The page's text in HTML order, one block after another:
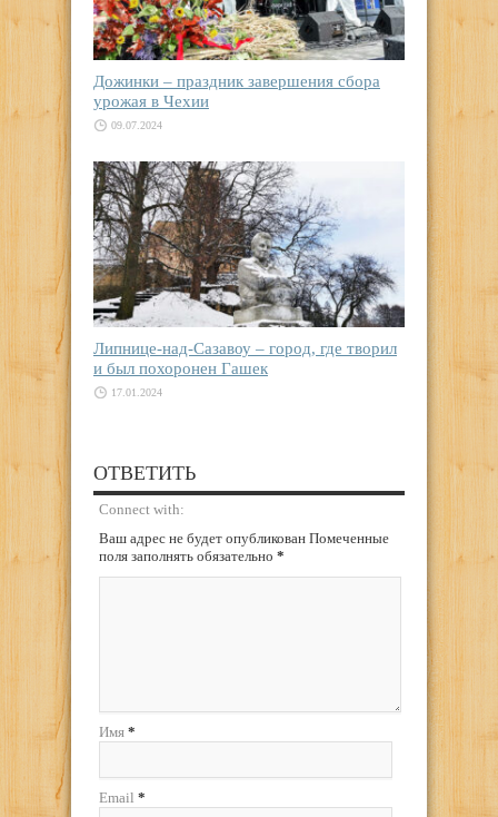
Дожинки – праздник завершения сбора
урожая в Чехии
09.07.2024
Липнице-над-Сазавоу – город, где творил
и был похоронен Гашек
17.01.2024
ОТВЕТИТЬ
Connect with:
Ваш адрес не будет опубликован Помеченные
поля заполнять обязательно *
Имя *
Email *